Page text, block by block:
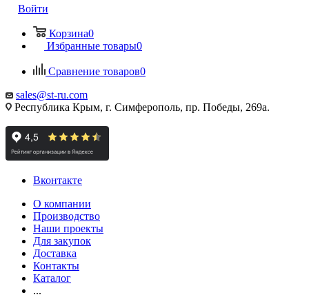
Войти
Корзина0
Избранные товары0
Сравнение товаров0
sales@st-ru.com
Республика Крым, г. Симферополь, пр. Победы, 269а.
Вконтакте
О компании
Производство
Наши проекты
Для закупок
Доставка
Контакты
Каталог
...